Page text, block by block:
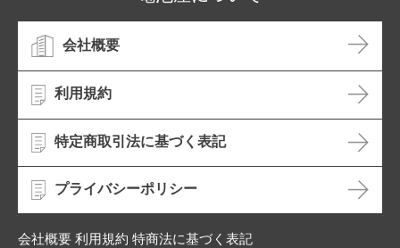
会社概要
利用規約
特定商取引法に基づく表記
プライバシーポリシー
会社概要 利用規約 特商法に基づく表記